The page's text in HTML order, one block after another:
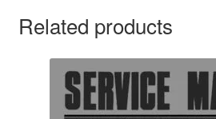
Related products